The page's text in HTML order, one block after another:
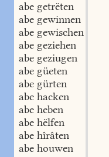
abe getrëten
abe gewinnen
abe gewischen
abe geziehen
abe geziugen
abe güeten
abe gürten
abe hacken
abe heben
abe hëlfen
abe hîrâten
abe houwen